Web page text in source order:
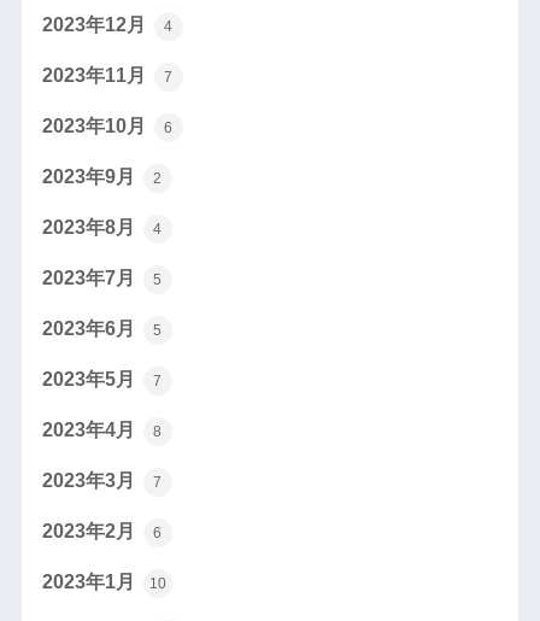
2023年12月 4
2023年11月 7
2023年10月 6
2023年9月 2
2023年8月 4
2023年7月 5
2023年6月 5
2023年5月 7
2023年4月 8
2023年3月 7
2023年2月 6
2023年1月 10